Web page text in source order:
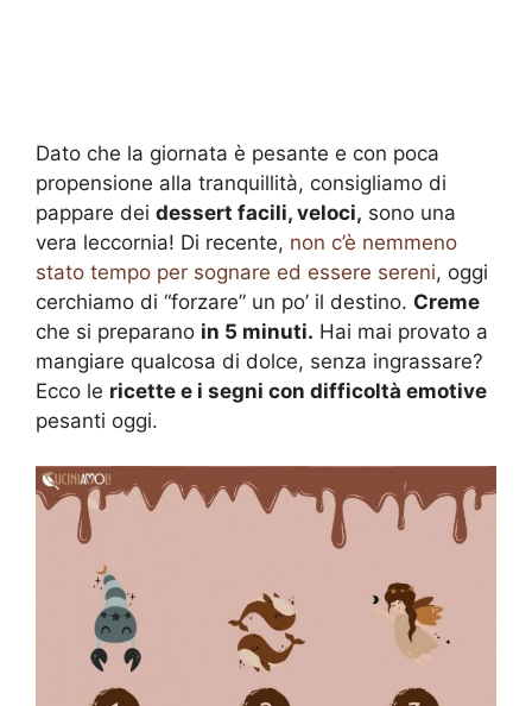
Dato che la giornata è pesante e con poca
propensione alla tranquillità, consigliamo di
pappare dei dessert facili, veloci, sono una
vera leccornia! Di recente, non c’è nemmeno
stato tempo per sognare ed essere sereni, oggi
cerchiamo di “forzare” un po’ il destino. Creme
che si preparano in 5 minuti. Hai mai provato a
mangiare qualcosa di dolce, senza ingrassare?
Ecco le ricette e i segni con difficoltà emotive
pesanti oggi.